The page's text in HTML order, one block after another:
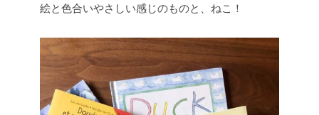
絵と色合いやさしい感じのものと、ねこ！